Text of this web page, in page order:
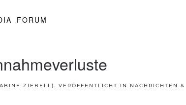
FORUM
ZIEBELL). VERÖFFENTLICHT IN NACHRICHTEN